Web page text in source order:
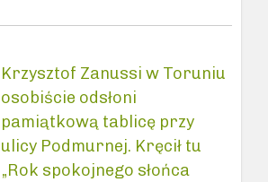
Krzysztof Zanussi w Toruniu
osobiście odsłoni
pamiątkową tablicę przy
ulicy Podmurnej. Kręcił tu
„Rok spokojnego słońca